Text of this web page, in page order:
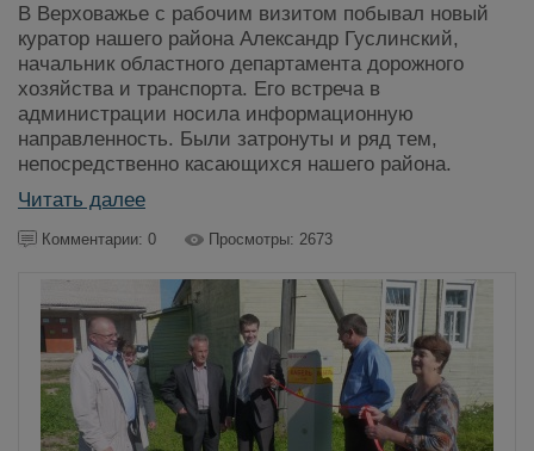
В Верховажье с рабочим визитом побывал новый
куратор нашего района Александр Гуслинский,
начальник областного департамента дорожного
хозяйства и транспорта. Его встреча в
администрации носила информационную
направленность. Были затронуты и ряд тем,
непосредственно касающихся нашего района.
Читать далее
Комментарии: 0 Просмотры: 2673